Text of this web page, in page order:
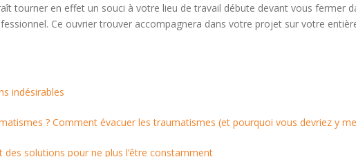
tourner en effet un souci à votre lieu de travail débute devant vous fermer
Ce ouvrier trouver accompagnera dans votre projet sur votre
indésirables
? Comment évacuer les traumatismes (et pourquoi vous devriez y
des solutions pour ne plus l’être constamment